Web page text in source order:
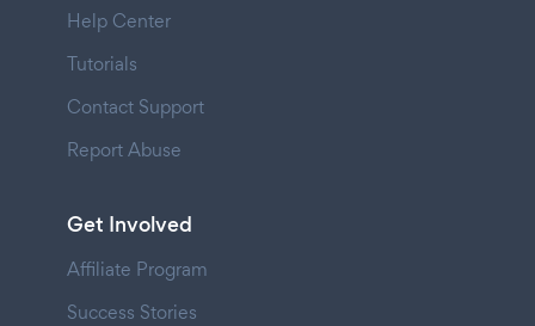
Help Center
Tutorials
Contact Support
Report Abuse
Get Involved
Affiliate Program
Success Stories